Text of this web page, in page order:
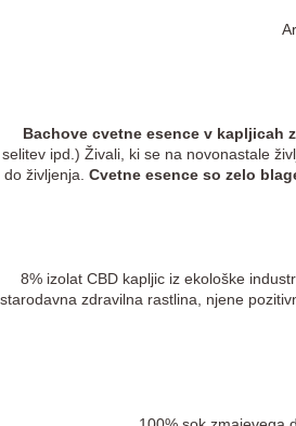
Bachove cvetne esence v kapljicah
selitev ipd.) Živali, ki se na novonastale
do življenja. Cvetne esence so zelo
8% izolat CBD kapljic iz ekološke
starodavna zdravilna rastlina, njene